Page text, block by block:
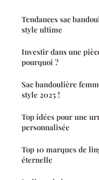
Tendances sac
style ultime
Investir dans une
pourquoi ?
Sac bandoulière
style 2025 !
Top idées pour une
personnalisée
Top 10 marques de
éternelle